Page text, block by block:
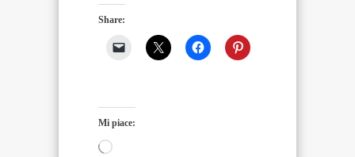
Share:
Mi piace:
Caricamento